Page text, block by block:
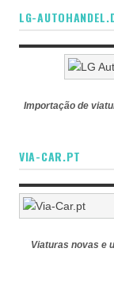
LG-
Importação de
VIA-CAR.PT
Viaturas novas e